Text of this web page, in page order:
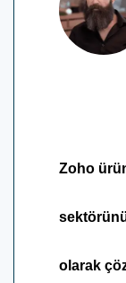
Zoho
olarak